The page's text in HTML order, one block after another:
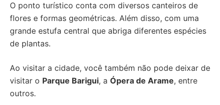
O ponto turístico conta com diversos canteiros de
flores e formas geométricas. Além disso, com uma
grande estufa central que abriga diferentes espécies
de plantas.
Ao visitar a cidade, você também não pode deixar de
visitar o Parque Barigui, a Ópera de Arame, entre
outros.